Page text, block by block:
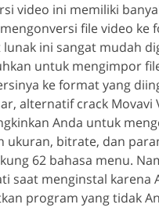
video ini memiliki
file video ke
lunak ini sangat mudah
untuk mengimpor
ke format yang
alternatif crack Movavi
Anda untuk
ukuran, bitrate, dan
62 bahasa menu.
saat menginstal karena
program yang tidak